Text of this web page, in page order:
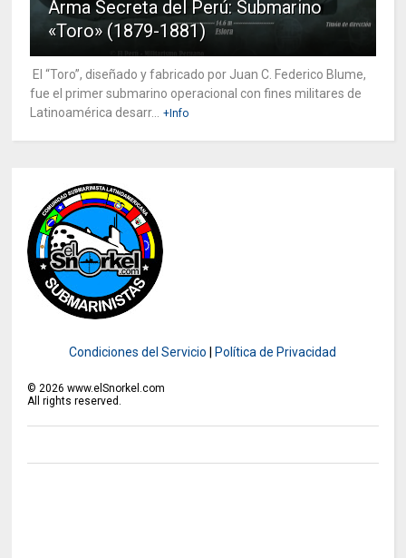
Arma Secreta del Perú: Submarino
«Toro» (1879-1881)
El “Toro”, diseñado y fabricado por Juan C. Federico Blume,
fue el primer submarino operacional con fines militares de
Latinoamérica desarr...
+Info
Condiciones del Servicio Política de Privacidad
© 2026 www.elSnorkel.com
All rights reserved.